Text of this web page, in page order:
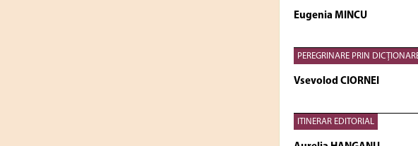
Eugenia MINCU
PEREGRINARE PRIN
Vsevolod CIORNEI
ITINERAR EDITORIAL